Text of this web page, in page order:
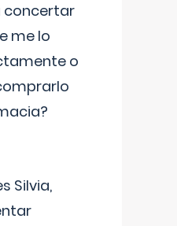
concertar
me lo
o
Silvia,